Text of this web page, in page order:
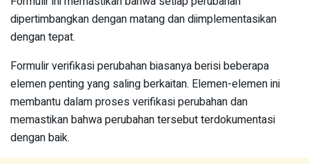
dipertimbangkan dengan matang dan diimplementasikan
dengan tepat.
Formulir verifikasi perubahan biasanya berisi beberapa
elemen penting yang saling berkaitan. Elemen-elemen ini
membantu dalam proses verifikasi perubahan dan
memastikan bahwa perubahan tersebut terdokumentasi
dengan baik.